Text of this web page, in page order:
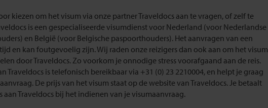
kiezen om het visum via onze partner Traveldocs aan te vragen, of zelf te
is een gespecialiseerde visumdienst voor Nederland (voor Nederlandse
en België (voor Belgische paspoorthouders). Het aanvragen van een
en kan foutgevoelig zijn. Wij raden onze reizigers dan ook aan om het visum
door Traveldocs. Zo voorkom je onnodige stress voorafgaand aan de reis.
Traveldocs is telefonisch bereikbaar via +31 (0) 23 2210004, en helpt je graag
De prijs van het visum staat op de website van Traveldocs. Je betaalt
aan Traveldocs bij het indienen van je visumaanvraag.